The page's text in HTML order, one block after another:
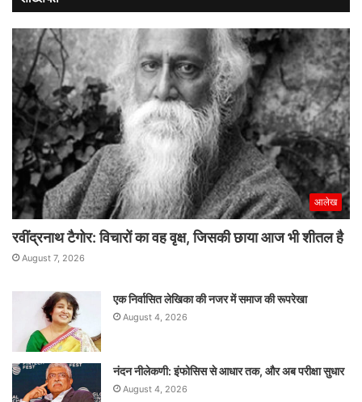
नई
रफ्तार
आलेख
रवींद्रनाथ टैगोर: विचारों का वह वृक्ष, जिसकी छाया आज भी शीतल है
August 7, 2026
एक निर्वासित लेखिका की नजर में समाज की रूपरेखा
August 4, 2026
नंदन नीलेकणी: इंफोसिस से आधार तक, और अब परीक्षा सुधार
August 4, 2026